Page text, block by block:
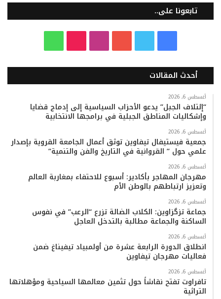
تابعونا على..
س
ب
و
ك
ي
ت
ر
ت
ي
و
ب
س
ق
ر
ا
م
k
T
o
k
ت
س
ا
ب
أحدث المقالات
أغسطس 6, 2026
“إئتلاف الجبل” يدعو الأحزاب السياسية إلى إدماج قضايا
وإشكاليات المناطق الجبلية في برامجها الانتخابية
أغسطس 6, 2026
جمعية فيستيفال تيفاوين توثق أعمال الجامعة القروية بإصدار
علمي حول ” القروانية في التاريخ والفن والتنمية”
أغسطس 6, 2026
مهرجان المهاجر بأكادير: أسبوع للاحتفاء بمغاربة العالم
وتعزيز ارتباطهم بالوطن الأم
أغسطس 6, 2026
جماعة تزگزاوين: الكلاب الضالة تزرع “الرعب” في نفوس
الساكنة والجماعة مطالبة بالتدخل العاجل
أغسطس 6, 2026
انطلاق الدورة الرابعة عشرة من أولمبياد تيفيناغ ضمن
فعاليات مهرجان تيفاوين
أغسطس 6, 2026
تافراوت تفتح نقاشاً حول تثمين معالمها السياحية ومؤهلاتها
التراثية